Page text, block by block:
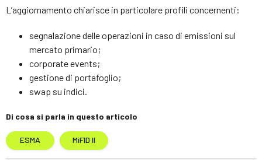
L’aggiornamento chiarisce in particolare profili concernenti:
segnalazione delle operazioni in caso di emissioni sul
mercato primario;
corporate events;
gestione di portafoglio;
swap su indici.
Di cosa si parla in questo articolo
ESMA MiFID II